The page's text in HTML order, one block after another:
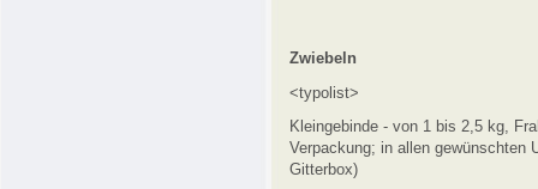
Zwiebeln
<typolist>
Kleingebinde - von 1 bis 2,5 kg,
Verpackung; in allen gewünschten
Gitterbox)